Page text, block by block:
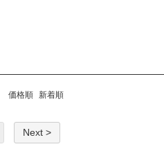
価格順 新着順
Next >